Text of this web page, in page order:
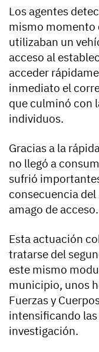
Los agentes
mismo momento
utilizaban un
acceso al
acceder
inmediato el
que culminó con
individuos.
Gracias a la
no llegó a
sufrió
consecuencia
amago de acceso.
Esta actuación
tratarse del
este mismo
municipio, unos
Fuerzas y
intensificando
investigación.